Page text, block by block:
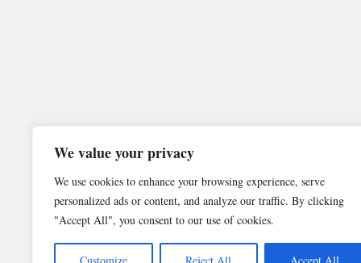
We value your privacy
We use cookies to enhance your browsing experience, serve
personalized ads or content, and analyze our traffic. By clicking
"Accept All", you consent to our use of cookies.